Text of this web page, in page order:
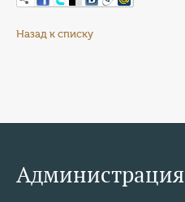
Назад к списку
Администрация